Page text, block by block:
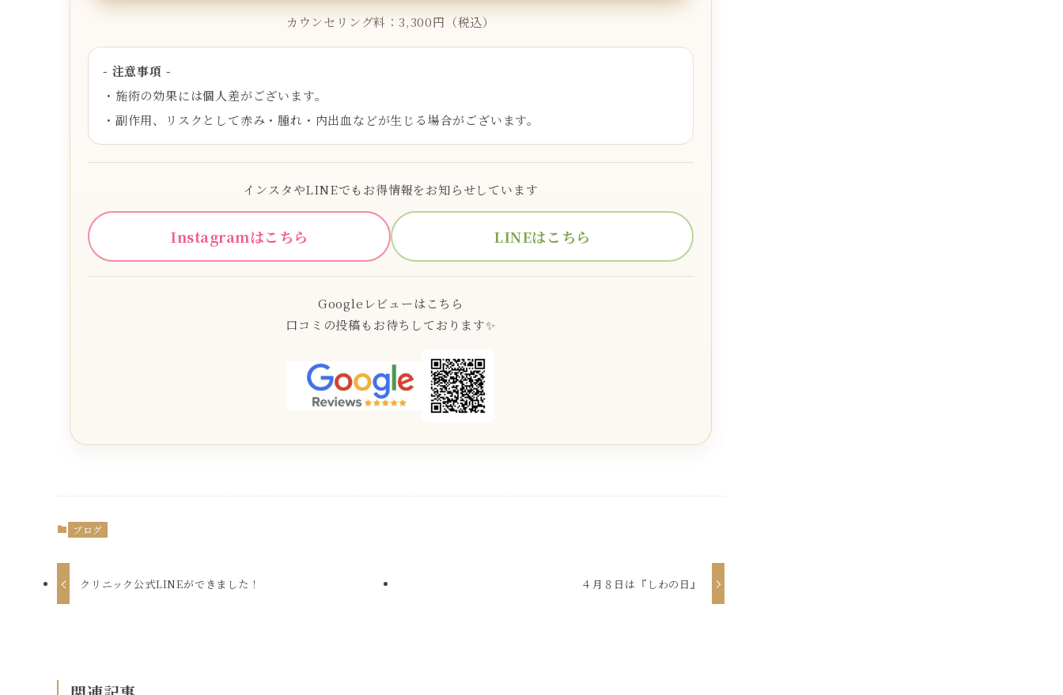
カウンセリング料：3,300円（税込）
- 注意事項 -
・施術の効果には個人差がございます。
・副作用、リスクとして赤み・腫れ・内出血などが生じる場合がございます。
インスタやLINEでもお得情報をお知らせしています
Instagramはこちら LINEはこちら
Googleレビューはこちら
口コミの投稿もお待ちしております✨
ブログ
クリニック公式LINEができました！ ４月８日は『しわの日』